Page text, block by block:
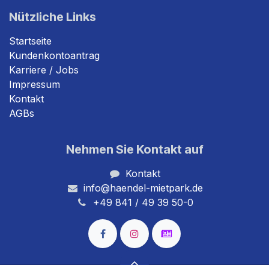
Nützliche Links
Startseite
Kundenkontoantrag
Karriere / Jobs
Impressum
Kontakt
AGBs
Nehmen Sie Kontakt auf
Kontakt
info@haendel-mietpark.de
+49 841 / 49 39 50-0